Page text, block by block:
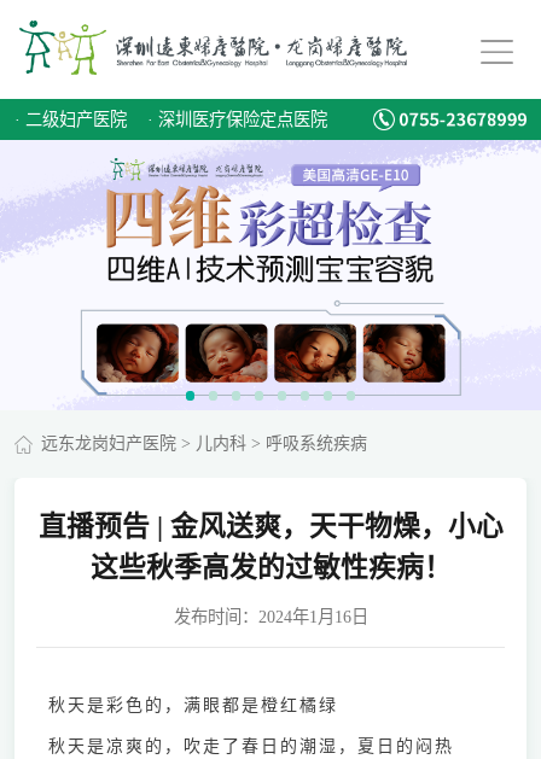
· 二级妇产医院 · 深圳医疗保险定点医院
远东龙岗妇产医院> 儿内科> 呼吸系统疾病
直播预告 | 金风送爽，天干物燥，小心
这些秋季高发的过敏性疾病！
发布时间：2024年1月16日
秋天是彩色的，满眼都是橙红橘绿
秋天是凉爽的，吹走了春日的潮湿，夏日的闷热